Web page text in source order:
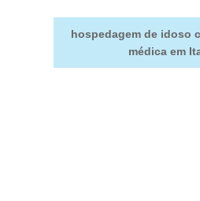
hospedagem de idoso
médica em